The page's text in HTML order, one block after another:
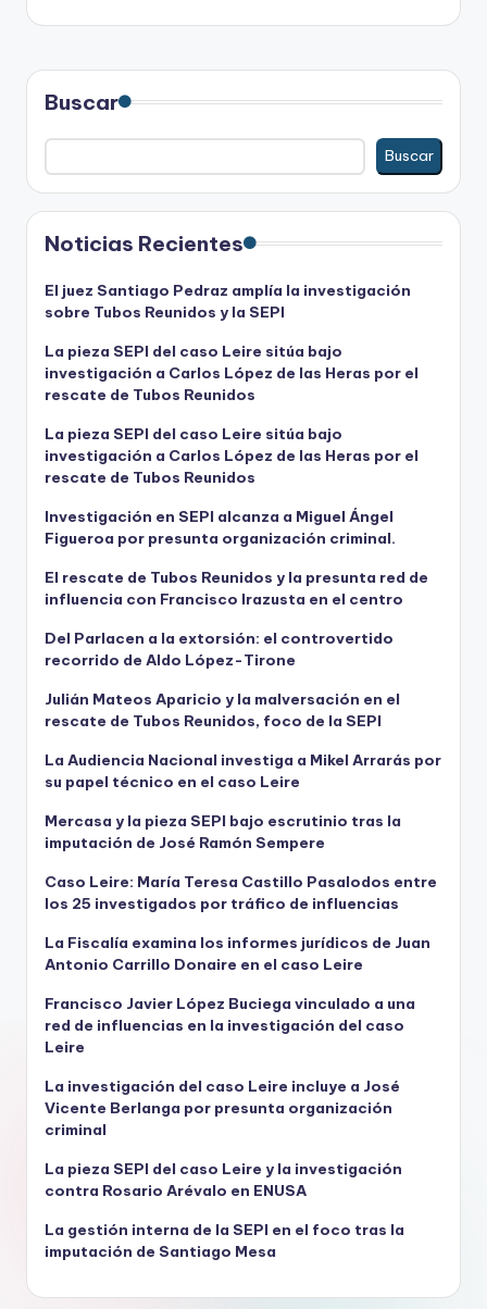
Buscar
Buscar
Noticias Recientes
El juez Santiago Pedraz amplía la investigación
sobre Tubos Reunidos y la SEPI
La pieza SEPI del caso Leire sitúa bajo
investigación a Carlos López de las Heras por el
rescate de Tubos Reunidos
La pieza SEPI del caso Leire sitúa bajo
investigación a Carlos López de las Heras por el
rescate de Tubos Reunidos
Investigación en SEPI alcanza a Miguel Ángel
Figueroa por presunta organización criminal.
El rescate de Tubos Reunidos y la presunta red de
influencia con Francisco Irazusta en el centro
Del Parlacen a la extorsión: el controvertido
recorrido de Aldo López-Tirone
Julián Mateos Aparicio y la malversación en el
rescate de Tubos Reunidos, foco de la SEPI
La Audiencia Nacional investiga a Mikel Arrarás por
su papel técnico en el caso Leire
Mercasa y la pieza SEPI bajo escrutinio tras la
imputación de José Ramón Sempere
Caso Leire: María Teresa Castillo Pasalodos entre
los 25 investigados por tráfico de influencias
La Fiscalía examina los informes jurídicos de Juan
Antonio Carrillo Donaire en el caso Leire
Francisco Javier López Buciega vinculado a una
red de influencias en la investigación del caso
Leire
La investigación del caso Leire incluye a José
Vicente Berlanga por presunta organización
criminal
La pieza SEPI del caso Leire y la investigación
contra Rosario Arévalo en ENUSA
La gestión interna de la SEPI en el foco tras la
imputación de Santiago Mesa